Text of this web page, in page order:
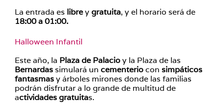
La entrada es libreygratuita, y el horario será de
18:00 a 01:00.
Halloween Infantil
Este año, la Plaza de Palacioy la Plaza de las
Bernardassimulará un cementeriocon simpáticos
fantasmasy árboles mirones donde las familias
podrán disfrutar a lo grande de multitud de
actividades gratuitas.